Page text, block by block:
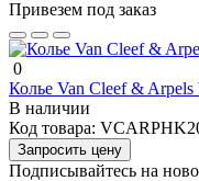
Привезем под заказ
0
Колье Van Cleef &
В наличии
Код товара:
Запросить цену
Подписывайтесь на